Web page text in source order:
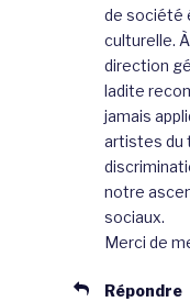
de société
culturelle.
direction
ladite
jamais
artistes du
notre
sociaux.
Merci de
Répondre